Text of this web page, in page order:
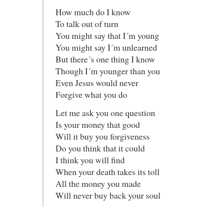
How much do I know
To talk out of turn
You might say that I´m young
You might say I´m unlearned
But there´s one thing I know
Though I´m younger than you
Even Jesus would never
Forgive what you do
Let me ask you one question
Is your money that good
Will it buy you forgiveness
Do you think that it could
I think you will find
When your death takes its toll
All the money you made
Will never buy back your soul